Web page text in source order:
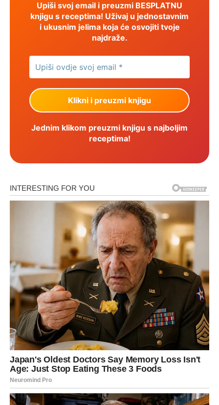
Upiši svoj email i preuzmi BESPLATNU
knjigu s receptima! Uživaj u jednostavnim
i ukusnim jelima koja će osvojiti tvoje
najdraže.
Jednim klikom preuzmi knjigu s najboljim
receptima!